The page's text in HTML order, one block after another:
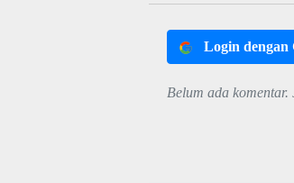
Login dengan
Belum ada